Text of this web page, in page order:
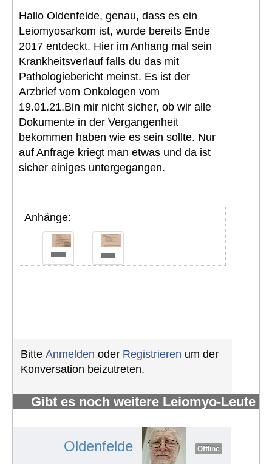
Hallo Oldenfelde, genau, dass es ein
Leiomyosarkom ist, wurde bereits Ende
2017 entdeckt. Hier im Anhang mal sein
Krankheitsverlauf falls du das mit
Pathologiebericht meinst. Es ist der
Arzbrief vom Onkologen vom
19.01.21.Bin mir nicht sicher, ob wir alle
Dokumente in der Vergangenheit
bekommen haben wie es sein sollte. Nur
auf Anfrage kriegt man etwas und da ist
sicher einiges untergegangen.
Anhänge:
Bitte Anmelden oder Registrieren um der
Konversation beizutreten.
Gibt es noch weitere Leiomyo-Leute
Oldenfelde Offline